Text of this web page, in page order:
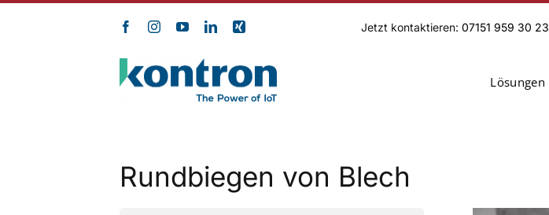
Jetzt kontaktieren:07151 959 30 23
Lösungen
Rundbiegen von Blech